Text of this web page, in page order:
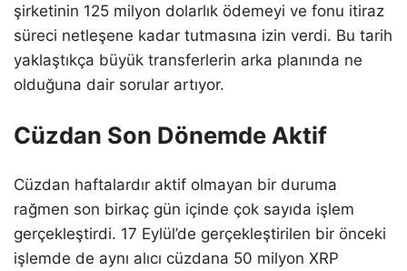
şirketinin 125 milyon dolarlık ödemeyi ve fonu itiraz
süreci netleşene kadar tutmasına izin verdi. Bu tarih
yaklaştıkça büyük transferlerin arka planında ne
olduğuna dair sorular artıyor.
Cüzdan Son Dönemde Aktif
Cüzdan haftalardır aktif olmayan bir duruma
rağmen son birkaç gün içinde çok sayıda işlem
gerçekleştirdi. 17 Eylül’de gerçekleştirilen bir önceki
işlemde de aynı alıcı cüzdana 50 milyon XRP